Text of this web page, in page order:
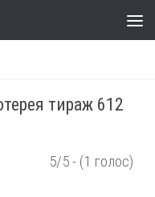
тираж 612
5/5 - (1 голос)